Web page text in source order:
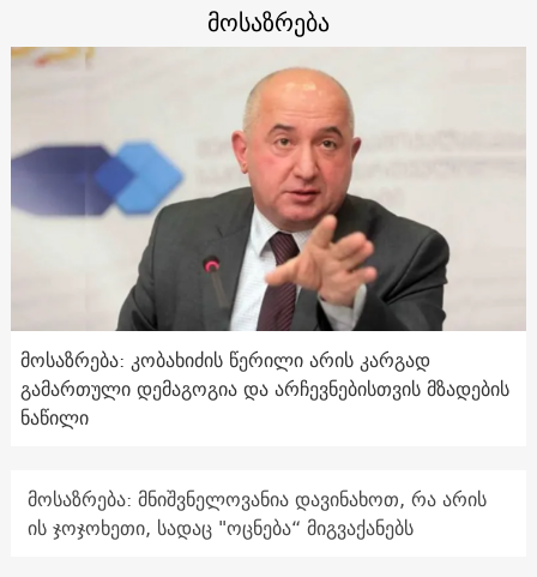
მოსაზრება
მოსაზრება: კობახიძის წერილი არის კარგად
გამართული დემაგოგია და არჩევნებისთვის მზადების
ნაწილი
მოსაზრება: მნიშვნელოვანია დავინახოთ, რა არის
ის ჯოჯოხეთი, სადაც "ოცნება“ მიგვაქანებს